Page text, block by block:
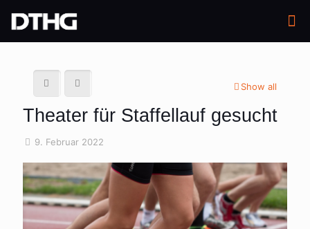
Show all
Theater für Staffellauf gesucht
9. Februar 2022